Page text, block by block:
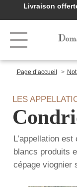
Livraison
Page d’accueil
LES
L’appellation
blancs produits
cépage viognier